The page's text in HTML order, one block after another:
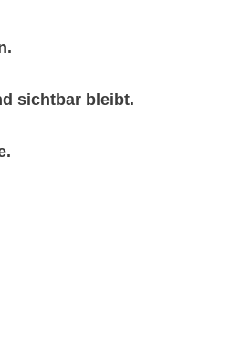
sichtbar bleibt.